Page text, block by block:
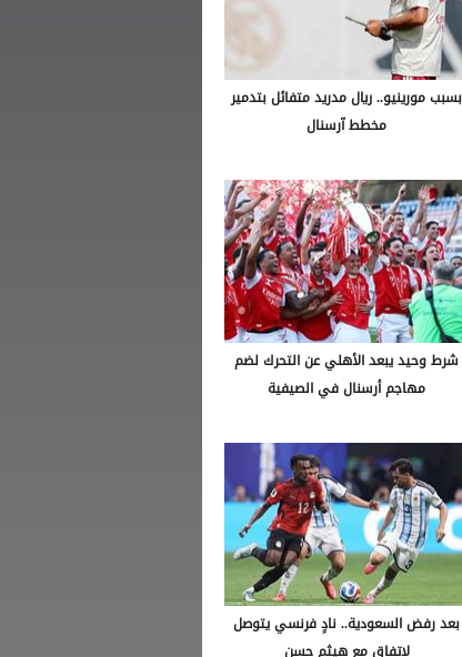
بسبب مورينيو.. ريال مدريد متفائل بتدمير
مخطط آرسنال
شرط وحيد يبعد الأهلي عن التحرك لضم
مهاجم أرسنال في الصيفية
بعد رفض السعودية.. نادٍ فرنسي يتوصل
لاتفاق مع هيثم حسن